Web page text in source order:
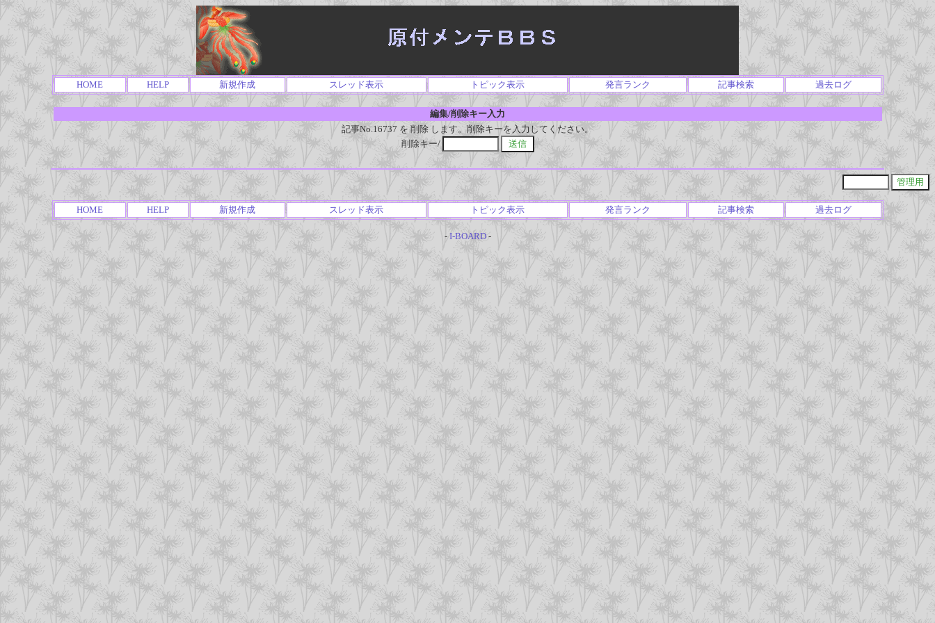
HOME HELP 新規作成 スレッド表示 トピック表示 発言ランク 記事検索 過去ログ
編集/削除キー入力
記事No.16737 を 削除 します。削除キーを入力してください。
削除キー/
HOME HELP 新規作成 スレッド表示 トピック表示 発言ランク 記事検索 過去ログ
- I-BOARD-